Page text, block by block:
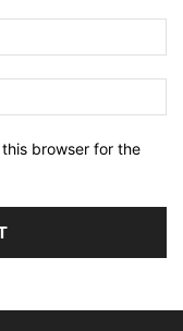
browser for the